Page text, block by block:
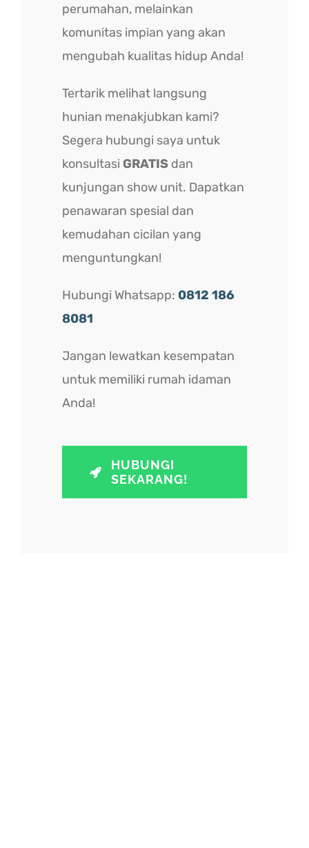
perumahan, melainkan
komunitas impian yang akan
mengubah kualitas hidup Anda!
Tertarik melihat langsung
hunian menakjubkan kami?
Segera hubungi saya untuk
konsultasi GRATIS dan
kunjungan show unit. Dapatkan
penawaran spesial dan
kemudahan cicilan yang
menguntungkan!
Hubungi Whatsapp: 0812 186
8081
Jangan lewatkan kesempatan
untuk memiliki rumah idaman
Anda!
HUBUNGI
SEKARANG!